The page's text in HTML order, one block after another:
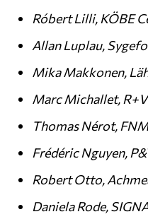
Róbert Lilli, KÖBE
Allan Luplau,
Mika Makkonen,
Marc Michallet,
Thomas Nérot,
Frédéric Nguyen,
Robert Otto,
Daniela Rode,